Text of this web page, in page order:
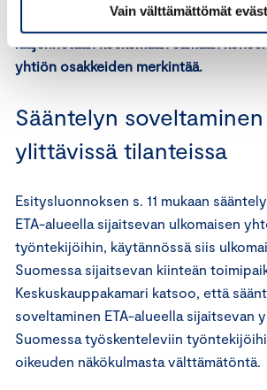
Vain välttämättömät
Keskuskauppakamari ehdottaa, että
laajennetaan koskemaan samaan
yhtiön osakkeiden merkintää.
Sääntelyn
ylittävissä tilanteissa
Esitysluonnoksen s. 11 mukaan
ETA-alueella sijaitsevan ulkomaisen
työntekijöihin, käytännössä siis
Suomessa sijaitsevan kiinteän
Keskuskauppakamari katsoo, että
soveltaminen ETA-alueella sijaitsevan
Suomessa työskenteleviin
oikeuden näkökulmasta välttämätöntä.